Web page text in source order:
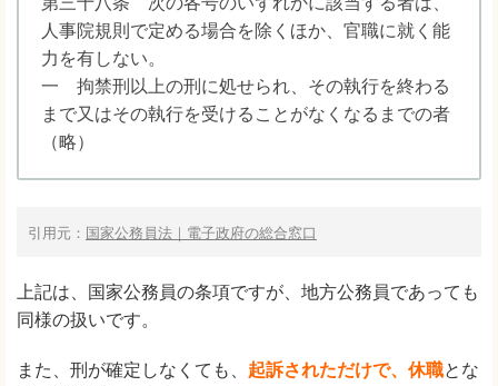
人事院規則で定める場合を除くほか、官職に就く能
力を有しない。
一 拘禁刑以上の刑に処せられ、その執行を終わる
まで又はその執行を受けることがなくなるまでの者
（略）
引用元： 国家公務員法｜電子政府の総合窓口
上記は、国家公務員の条項ですが、地方公務員であっても
同様の扱いです。
また、刑が確定しなくても、 起訴されただけで、休職とな